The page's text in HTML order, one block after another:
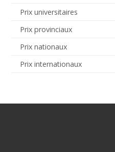
Prix universitaires
Prix provinciaux
Prix nationaux
Prix internationaux